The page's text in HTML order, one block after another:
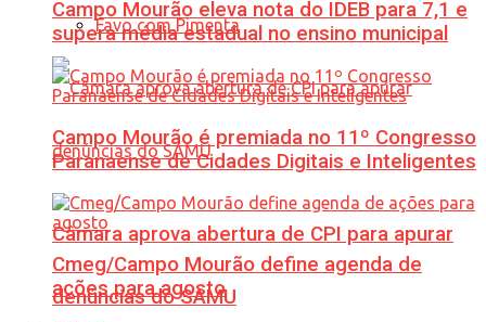
Favo com Pimenta
Câmara aprova abertura de CPI para apurar
denúncias do SAMU
Campo Mourão eleva nota do IDEB para 7,1 e
supera média estadual no ensino municipal
Campo Mourão é premiada no 11º Congresso
Paranaense de Cidades Digitais e Inteligentes
Cmeg/Campo Mourão define agenda de
ações para agosto